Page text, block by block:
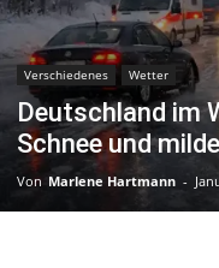
Verschiedenes Wetter
Deutschland im
Schnee und
Von Marlene Hartmann -